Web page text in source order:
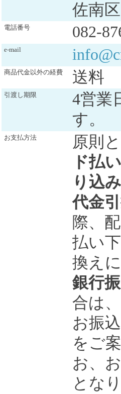
佐南
電話番号 082-
e-mail
商品代金以外の経費 送料
引渡し期限
4営業
す。
お支払方法
原則
ド払
り込み
代金
際、
払い
換え
銀行
合は
お振
をご
お、
とな